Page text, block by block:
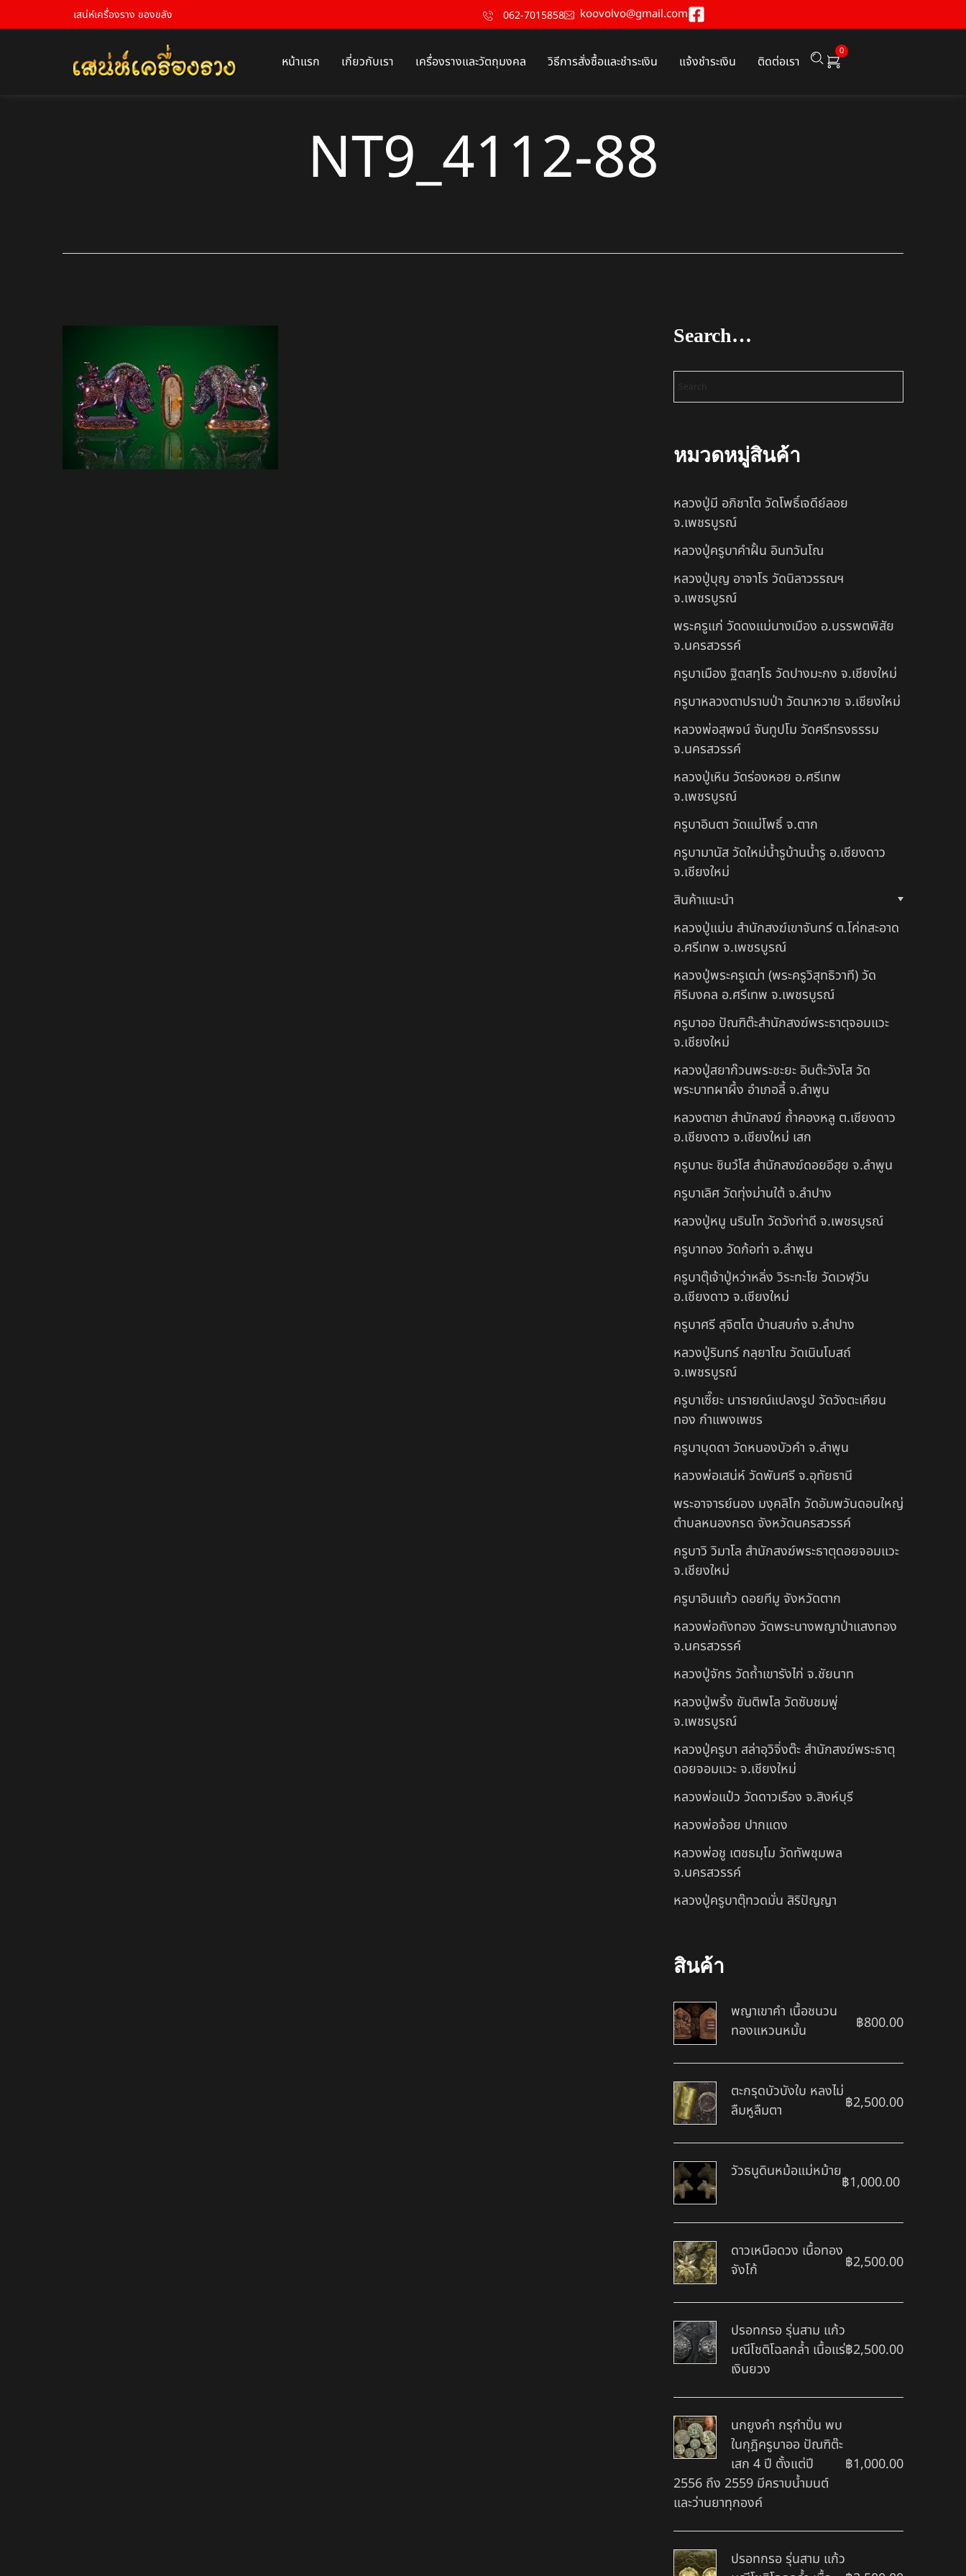
เสน่ห์เครื่องราง ของขลัง 062-7015858 koovolvo@gmail.com
หน้าแรก เกี่ยวกับเรา เครื่องรางและวัตถุมงคล วิธีการสั่งซื้อและชำระเงิน แจ้งชำระเงิน ติดต่อเรา
0
NT9_4112-88
Search…
หมวดหมู่สินค้า
หลวงปู่มี อภิชาโต วัดโพธิ์เจดีย์ลอย
จ.เพชรบูรณ์
หลวงปู่ครูบาคำฝั้น อินทวันโณ
หลวงปู่บุญ อาจาโร วัดนิลาวรรณฯ
จ.เพชรบูรณ์
พระครูแก่ วัดดงแม่นางเมือง อ.บรรพตพิสัย
จ.นครสวรรค์
ครูบาเมือง ฐิตสทฺโธ วัดปางมะกง จ.เชียงใหม่
ครูบาหลวงตาปราบป่า วัดนาหวาย จ.เชียงใหม่
หลวงพ่อสุพจน์ จันทูปโม วัดศรีทรงธรรม
จ.นครสวรรค์
หลวงปู่เหิน วัดร่องหอย อ.ศรีเทพ
จ.เพชรบูรณ์
ครูบาอินตา วัดแม่โพธิ์ จ.ตาก
ครูบามานัส วัดใหม่น้ำรูบ้านน้ำรู อ.เชียงดาว
จ.เชียงใหม่
สินค้าแนะนำ
หลวงปู่แม่น สำนักสงฆ์เขาจันทร์ ต.โค่กสะอาด
อ.ศรีเทพ จ.เพชรบูรณ์
หลวงปู่พระครูเฒ่า (พระครูวิสุทธิวาที) วัด
ศิริมงคล อ.ศรีเทพ จ.เพชรบูรณ์
ครูบาออ ปัณฑิต๊ะสำนักสงฆ์พระธาตุจอมแวะ
จ.เชียงใหม่
หลวงปู่สยาก๊วนพระชะยะ อินต๊ะวังโส วัด
พระบาทผาผึ้ง อำเภอลี้ จ.ลำพูน
หลวงตาชา สำนักสงฆ์ ถ้ำคองหลู ต.เชียงดาว
อ.เชียงดาว จ.เชียงใหม่ เสก
ครูบานะ ชินวํโส สำนักสงฆ์ดอยอีฮุย จ.ลำพูน
ครูบาเลิศ วัดทุ่งม่านใต้ จ.ลำปาง
หลวงปู่หนู นรินโท วัดวังท่าดี จ.เพชรบูรณ์
ครูบาทอง วัดก้อท่า จ.ลำพูน
ครูบาตุ๊เจ้าปู่หว่าหลิ่ง วิระทะโย วัดเวฬุวัน
อ.เชียงดาว จ.เชียงใหม่
ครูบาศรี สุจิตโต บ้านสบก๋ง จ.ลำปาง
หลวงปู่รินทร์ กลฺยาโณ วัดเนินโบสถ์
จ.เพชรบูรณ์
ครูบาเซี๊ยะ นารายณ์แปลงรูป วัดวังตะเคียน
ทอง กำแพงเพชร
ครูบาบุดดา วัดหนองบัวคํา จ.ลําพูน
หลวงพ่อเสน่ห์ วัดพันศรี จ.อุทัยธานี
พระอาจารย์นอง มงฺคลิโก วัดอัมพวันดอนใหญ่
ตำบลหนองกรด จังหวัดนครสวรรค์
ครูบาวิ วิมาโล สำนักสงฆ์พระธาตุดอยจอมแวะ
จ.เชียงใหม่
ครูบาอินแก้ว ดอยทีมู จังหวัดตาก
หลวงพ่อถังทอง วัดพระนางพญาป่าแสงทอง
จ.นครสวรรค์
หลวงปู่จักร วัดถ้ำเขารังไก่ จ.ชัยนาท
หลวงปู่พริ้ง ขันติพโล วัดซับชมพู่
จ.เพชรบูรณ์
หลวงปู่ครูบา สล่าอุวิจิ่งต๊ะ สำนักสงฆ์พระธาตุ
ดอยจอมแวะ จ.เชียงใหม่
หลวงพ่อแป๋ว วัดดาวเรือง จ.สิงห์บุรี
หลวงพ่อจ้อย ปากแดง
หลวงพ่อชู เตชธมฺโม วัดทัพชุมพล
จ.นครสวรรค์
หลวงปู่ครูบาตุ๊ทวดมั่น สิริปัญญา
สินค้า
พญาเขาคำ เนื้อชนวน
ทองแหวนหมั้น
฿800.00
ตะกรุดบัวบังใบ หลงไม่
ลืมหูลืมตา
฿2,500.00
วัวธนูดินหม้อแม่หม้าย
฿1,000.00
ดาวเหนือดวง เนื้อทอง
จังโก้
฿2,500.00
ปรอทกรอ รุ่นสาม แก้ว
มณีโชติโฉลกล้ำ เนื้อแร่
เงินยวง
฿2,500.00
นกยูงคำ กรุกำปั่น พบ
ในกุฎิครูบาออ ปัณฑิต๊ะ
เสก 4 ปี ตั้งแต่ปี
2556 ถึง 2559 มีคราบน้ำมนต์
และว่านยาทุกองค์
฿1,000.00
ปรอทกรอ รุ่นสาม แก้ว